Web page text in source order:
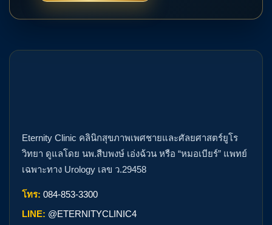
Eternity Clinic คลินิกสุขภาพเพศชายและศัลยศาสตร์ยูโร
วิทยา ดูแลโดย นพ.สืบพงษ์ เอ่งฉ้วน หรือ “หมอเบียร์” แพทย์
เฉพาะทาง Urology เลข ว.29458
โทร: 084-853-3300
LINE: @ETERNITYCLINIC4